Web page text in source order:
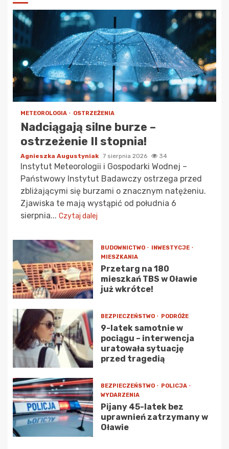
METEOROLOGIA OSTRZEŻENIA
Nadciągają silne burze –
ostrzeżenie II stopnia!
Agnieszka Augustyniak 7 sierpnia 2026 34
Instytut Meteorologii i Gospodarki Wodnej –
Państwowy Instytut Badawczy ostrzega przed
zbliżającymi się burzami o znacznym natężeniu.
Zjawiska te mają wystąpić od południa 6
sierpnia... Czytaj dalej
BUDOWNICTWO
INWESTYCJE
MIESZKANIA
Przetarg na 180
mieszkań TBS w Oławie
już wkrótce!
BEZPIECZEŃSTWO PODRÓŻE
9-latek samotnie w
pociągu – interwencja
uratowała sytuację
przed tragedią
BEZPIECZEŃSTWO
POLICJA
WYDARZENIA
Pijany 45-latek bez
uprawnień zatrzymany w
Oławie